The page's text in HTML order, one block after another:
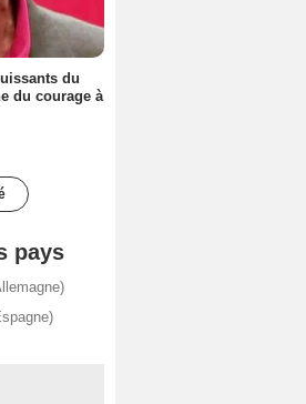
du
du courage à
pays